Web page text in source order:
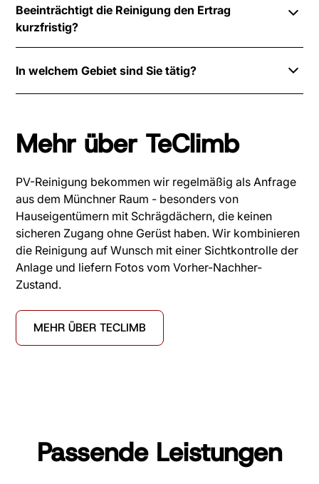
Beläge wie Vogelkot behandeln wir gezielt - immer
modulverträglich.
sichtbare Schäden wie Glasrisse, defekte Rahmen
oder gelöste Kabel. Für eine systematische Hotspot-
Analyse und Modulprüfung bieten wir optional eine
Drohnen-Inspektion an - das lässt sich gut mit der
Beeinträchtigt die Reinigung den Ertrag
kurzfristig?
hinterlässt keine Rückstände und beeinträchtigt den
Modulbetrieb nicht. Module können unmittelbar nach
In welchem Gebiet sind Sie tätig?
auch bundesweit tätig - sprechen Sie uns an.
Mehr über TeClimb
PV-Reinigung bekommen wir regelmäßig als Anfrage
aus dem Münchner Raum - besonders von
Hauseigentümern mit Schrägdächern, die keinen
sicheren Zugang ohne Gerüst haben. Wir kombinieren
die Reinigung auf Wunsch mit einer Sichtkontrolle der
Anlage und liefern Fotos vom Vorher-Nachher-
Zustand.
MEHR ÜBER TECLIMB
Passende Leistungen